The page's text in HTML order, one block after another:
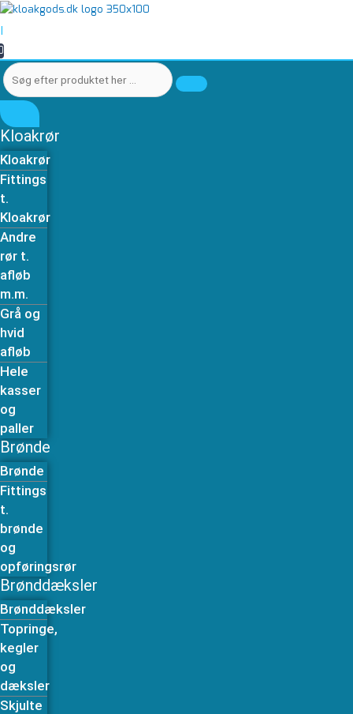
Gå
til
indholdet
|
Søg
produktet
her
…
Kloakrør
Kloakrør
Fittings
t.
Kloakrør
Andre
rør t.
afløb
m.m.
Grå og
hvid
afløb
Hele
kasser
og
paller
Brønde
Brønde
Fittings
t.
brønde
og
opføringsrør
Brønddæksler
Brønddæksler
Topringe,
kegler
og
dæksler
Skjulte
Søg
produktet
her
…